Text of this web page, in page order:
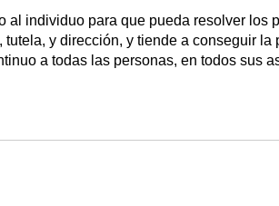
al individuo para que pueda resolver los
y dirección, y tiende a conseguir
a todas las personas, en todos sus